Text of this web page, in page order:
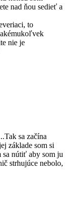
nad ňou sedieť a
to
nie je
sa začína
základe som si
nútiť aby som ju
strhujúce nebolo,